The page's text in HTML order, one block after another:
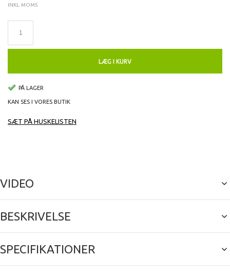
INKL. MOMS
LÆG I KURV
PÅ LAGER
KAN SES I VORES BUTIK
SÆT PÅ HUSKELISTEN
VIDEO
BESKRIVELSE
SPECIFIKATIONER